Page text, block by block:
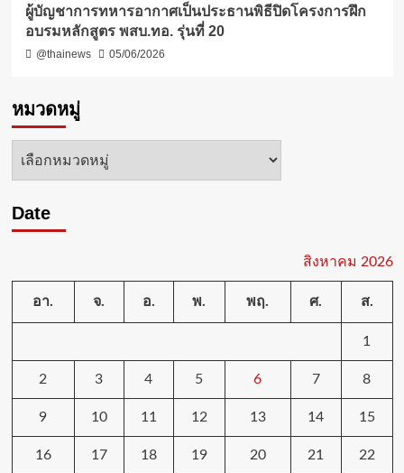
ผู้บัญชาการทหารอากาศเป็นประธานพิธีปิดโครงการฝึก
อบรมหลักสูตร พสบ.ทอ. รุ่นที่ 20
@thainews 05/06/2026
หมวดหมู่
หมวด
Date
สิงหาคม 2026
อา. จ. อ. พ. พฤ. ศ. ส.
1
2 3 4 5 6 7 8
9 10 11 12 13 14 15
16 17 18 19 20 21 22